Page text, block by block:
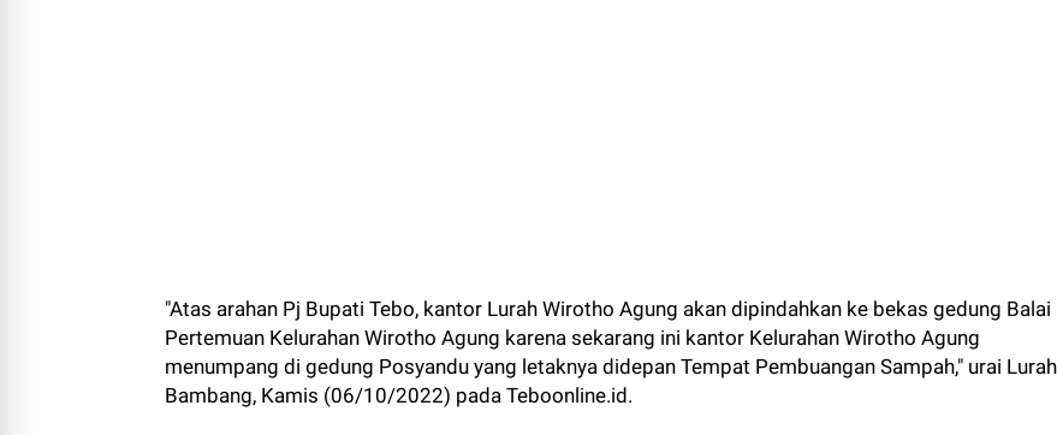
"Atas arahan Pj Bupati Tebo, kantor Lurah Wirotho Agung akan dipindahkan ke bekas gedung Balai
Pertemuan Kelurahan Wirotho Agung karena sekarang ini kantor Kelurahan Wirotho Agung
menumpang di gedung Posyandu yang letaknya didepan Tempat Pembuangan Sampah," urai Lurah
Bambang, Kamis (06/10/2022) pada Teboonline.id.